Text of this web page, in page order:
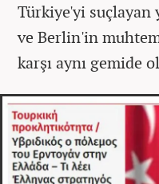
Türkiye'yi
ve Berlin'in
karşı aynı gemide